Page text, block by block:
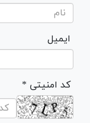
ایمیل
* کد امنیتی